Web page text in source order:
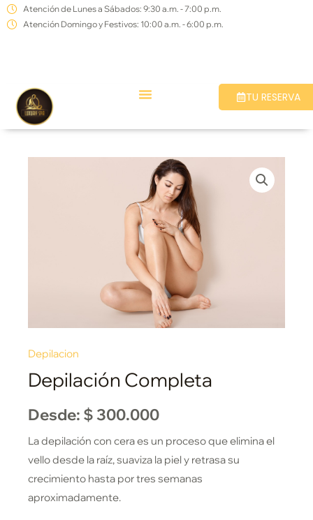
Atención de Lunes a Sábados: 9:30 a.m. - 7:00 p.m.
Atención Domingo y Festivos: 10:00 a.m. - 6:00 p.m.
TU RESERVA
Depilacion
Depilación Completa
Desde: $ 300.000
La depilación con cera es un proceso que elimina el
vello desde la raíz, suaviza la piel y retrasa su
crecimiento hasta por tres semanas
aproximadamente.